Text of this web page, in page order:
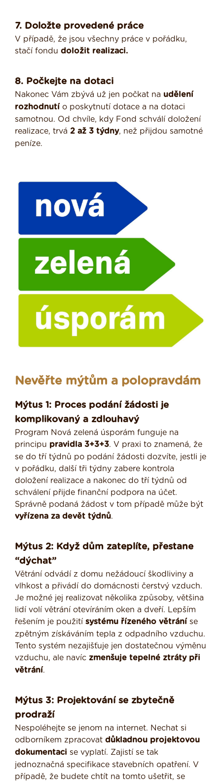
7. Doložte provedené práce
V případě, že jsou všechny práce v pořádku,
stačí fondu doložit realizaci.
8. Počkejte na dotaci
Nakonec Vám zbývá už jen počkat na udělení
rozhodnutí o poskytnutí dotace a na dotaci
samotnou. Od chvíle, kdy Fond schválí doložení
realizace, trvá 2 až 3 týdny, než přijdou samotné
peníze.
Nevěřte mýtům a polopravdám
Mýtus 1: Proces podání žádosti je
komplikovaný a zdlouhavý
Program Nová zelená úsporám funguje na
principu pravidla 3+3+3. V praxi to znamená, že
se do tří týdnů po podání žádosti dozvíte, jestli je
v pořádku, další tři týdny zabere kontrola
doložení realizace a nakonec do tří týdnů od
schválení přijde finanční podpora na účet.
Správně podaná žádost v tom případě může být
vyřízena za devět týdnů.
Mýtus 2: Když dům zateplíte, přestane
“dýchat”
Větrání odvádí z domu nežádoucí škodliviny a
vlhkost a přivádí do domácnosti čerstvý vzduch.
Je možné jej realizovat několika způsoby, většina
lidí volí větrání otevíráním oken a dveří. Lepším
řešením je použití systému řízeného větrání se
zpětným získáváním tepla z odpadního vzduchu.
Tento systém nezajišťuje jen dostatečnou výměnu
vzduchu, ale navíc zmenšuje tepelné ztráty při
větrání.
Mýtus 3: Projektování se zbytečně
prodraží
Nespoléhejte se jenom na internet. Nechat si
odborníkem zpracovat důkladnou projektovou
dokumentaci se vyplatí. Zajistí se tak
jednoznačná specifikace stavebních opatření. V
případě, že budete chtít na tomto ušetřit, se